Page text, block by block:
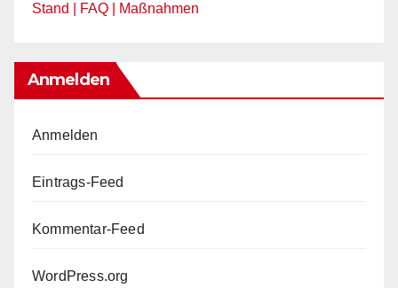
Stand | FAQ | Maßnahmen
Anmelden
Anmelden
Eintrags-Feed
Kommentar-Feed
WordPress.org